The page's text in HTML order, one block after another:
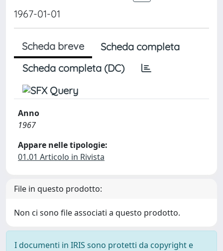
1967-01-01
Scheda breve
Scheda completa
Scheda completa (DC)
Anno
1967
Appare nelle tipologie:
01.01 Articolo in Rivista
File in questo prodotto:
Non ci sono file associati a questo prodotto.
I documenti in IRIS sono protetti da copyright e